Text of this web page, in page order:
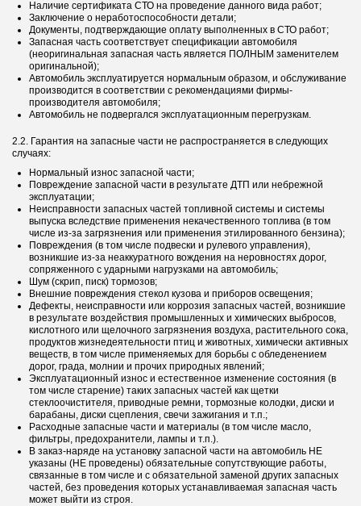
Наличие сертификата СТО на проведение данного вида работ;
Заключение о неработоспособности детали;
Документы, подтверждающие оплату выполненных в СТО работ;
Запасная часть соответствует спецификации автомобиля
(неоригинальная запасная часть является ПОЛНЫМ заменителем
оригинальной);
Автомобиль эксплуатируется нормальным образом, и обслуживание
производится в соответствии с рекомендациями фирмы-
производителя автомобиля;
Автомобиль не подвергался эксплуатационным перегрузкам.
2.2. Гарантия на запасные части не распространяется в следующих
случаях:
Нормальный износ запасной части;
Повреждение запасной части в результате ДТП или небрежной
эксплуатации;
Неисправности запасных частей топливной системы и системы
выпуска вследствие применения некачественного топлива (в том
числе из-за загрязнения или применения этилированного бензина);
Повреждения (в том числе подвески и рулевого управления),
возникшие из-за неаккуратного вождения на неровностях дорог,
сопряженного с ударными нагрузками на автомобиль;
Шум (скрип, писк) тормозов;
Внешние повреждения стекол кузова и приборов освещения;
Дефекты, неисправности или коррозия запасных частей, возникшие
в результате воздействия промышленных и химических выбросов,
кислотного или щелочного загрязнения воздуха, растительного сока,
продуктов жизнедеятельности птиц и животных, химически активных
веществ, в том числе применяемых для борьбы с обледенением
дорог, града, молнии и прочих природных явлений;
Эксплуатационный износ и естественное изменение состояния (в
том числе старение) таких запасных частей как щетки
стеклоочистителя, приводные ремни, тормозные колодки, диски и
барабаны, диски сцепления, свечи зажигания и т.п.;
Расходные запасные части и материалы (в том числе масло,
фильтры, предохранители, лампы и т.п.).
В заказ-наряде на установку запасной части на автомобиль НЕ
указаны (НЕ проведены) обязательные сопутствующие работы,
связанные в том числе и с обязательной заменой других запасных
частей, без проведения которых устанавливаемая запасная часть
может выйти из строя.